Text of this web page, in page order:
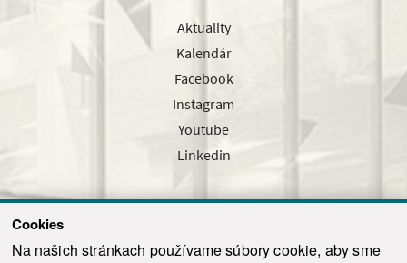
Cookies
Na našich stránkach používame súbory cookie, aby sme
Aktuality
Kalendár
Facebook
Instagram
Youtube
Linkedin